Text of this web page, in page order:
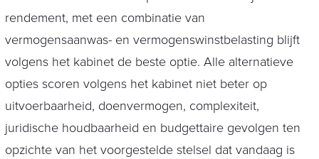
rendement, met een combinatie van
vermogensaanwas- en vermogenswinstbelasting blijft
volgens het kabinet de beste optie. Alle alternatieve
opties scoren volgens het kabinet niet beter op
uitvoerbaarheid, doenvermogen, complexiteit,
juridische houdbaarheid en budgettaire gevolgen ten
opzichte van het voorgestelde stelsel dat vandaag is